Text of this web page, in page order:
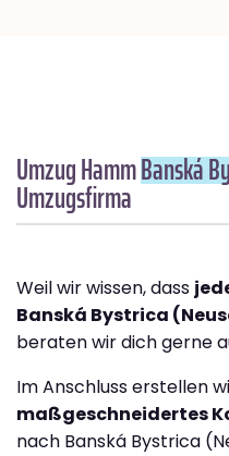
Umzug HammBanská
Umzugsfirma
Weil wir wissen, dass
Banská Bystrica
beraten wir dich gerne
Im Anschluss erstellen
maßgeschneidertes
nach Banská Bystrica